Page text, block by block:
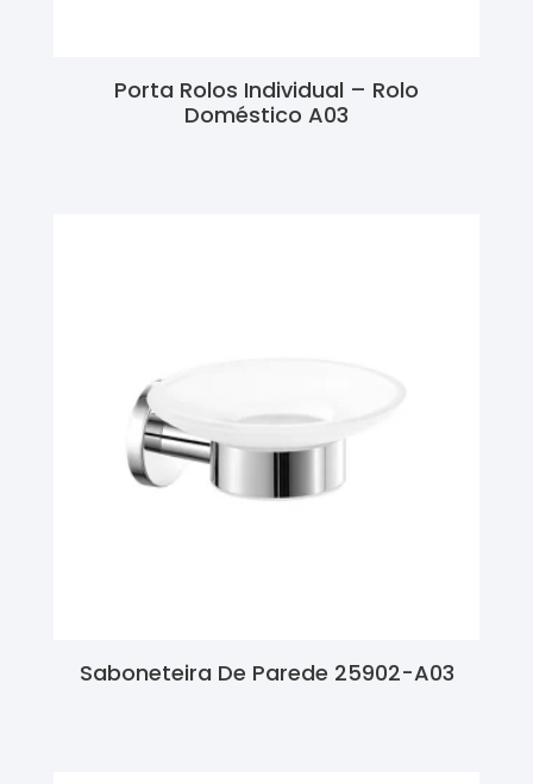
Porta Rolos Individual – Rolo
Doméstico A03
Saboneteira De Parede 25902-A03